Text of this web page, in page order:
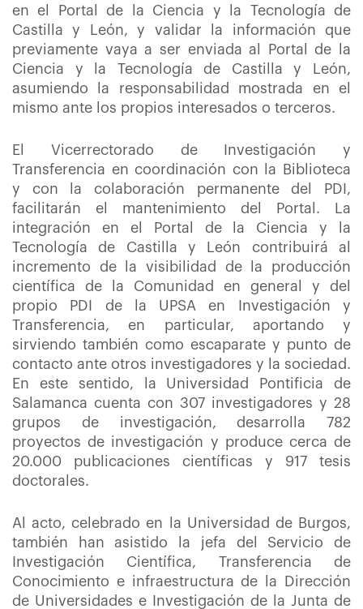
en el Portal de la Ciencia y la Tecnología de
Castilla y León, y validar la información que
previamente vaya a ser enviada al Portal de la
Ciencia y la Tecnología de Castilla y León,
asumiendo la responsabilidad mostrada en el
mismo ante los propios interesados o terceros.
El Vicerrectorado de Investigación y
Transferencia en coordinación con la Biblioteca
y con la colaboración permanente del PDI,
facilitarán el mantenimiento del Portal. La
integración en el Portal de la Ciencia y la
Tecnología de Castilla y León contribuirá al
incremento de la visibilidad de la producción
científica de la Comunidad en general y del
propio PDI de la UPSA en Investigación y
Transferencia, en particular, aportando y
sirviendo también como escaparate y punto de
contacto ante otros investigadores y la sociedad.
En este sentido, la Universidad Pontificia de
Salamanca cuenta con 307 investigadores y 28
grupos de investigación, desarrolla 782
proyectos de investigación y produce cerca de
20.000 publicaciones científicas y 917 tesis
doctorales.
Al acto, celebrado en la Universidad de Burgos,
también han asistido la jefa del Servicio de
Investigación Científica, Transferencia de
Conocimiento e infraestructura de la Dirección
de Universidades e Investigación de la Junta de